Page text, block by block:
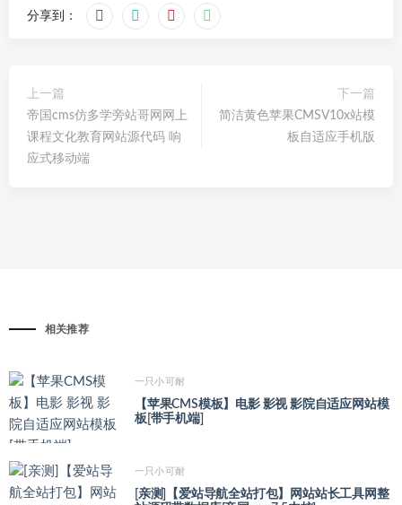
分享到：
上一篇
帝国cms仿多学旁站哥网网上
课程文化教育网站源代码 响
应式移动端
下一篇
简洁黄色苹果CMSV10x站模
板自适应手机版
相关推荐
一只小可耐
【苹果CMS模板】电影 影视 影院自适应网站模
板[带手机端]
一只小可耐
[亲测]【爱站导航全站打包】网站站长工具网整